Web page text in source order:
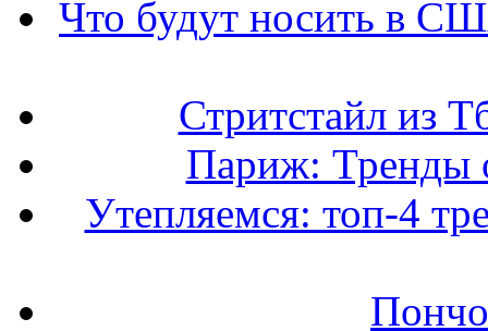
Что будут носить в
Стритстайл из
Париж: Тренды
Утепляемся: топ-4